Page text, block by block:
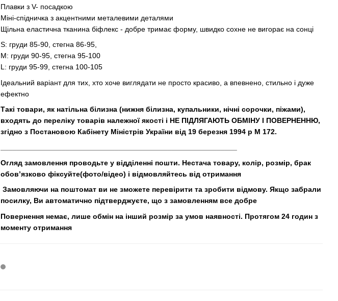
Плавки з V- посадкою
Міні-спідничка з акцентними металевими деталями
Щільна еластична тканина біфлекс - добре тримає форму, швидко сохне не вигорає на сонці
S: груди 85-90, стегна 86-95,
М: груди 90-95, стегна 95-100
L: груди 95-99, стегна 100-105
Ідеальний варіант для тих, хто хоче виглядати не просто красиво, а впевнено, стильно і дуже
ефектно
Такі товари, як натільна білизна (нижня білизна, купальники, нічні сорочки, піжами),
входять до переліку товарів належної якості і НЕ ПІДЛЯГАЮТЬ ОБМІНУ І ПОВЕРНЕННЮ,
згідно з Постановою Кабінету Міністрів України від 19 березня 1994 р М 172.
Огляд замовлення проводьте у відділенні пошти. Нестача товару, колір, розмір, брак
обов’язково фіксуйте(фото/відео) і відмовляйтесь від отримання
Замовляючи на поштомат ви не зможете перевірити та зробити відмову. Якщо забрали
посилку, Ви автоматично підтверджуєте, що з замовленням все добре
Повернення немає, лише обмін на інший розмір за умов наявності. Протягом 24 годин з
моменту отримання